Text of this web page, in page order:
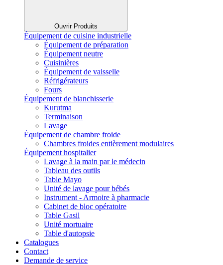
Ouvrir Produits
Équipement de cuisine industrielle
Équipement de préparation
Équipement neutre
Cuisinières
Équipement de vaisselle
Réfrigérateurs
Fours
Équipement de blanchisserie
Kurutma
Terminaison
Lavage
Équipement de chambre froide
Chambres froides entièrement modulaires
Équipement hospitalier
Lavage à la main par le médecin
Tableau des outils
Table Mayo
Unité de lavage pour bébés
Instrument - Armoire à pharmacie
Cabinet de bloc opératoire
Table Gasil
Unité mortuaire
Table d'autopsie
Catalogues
Contact
Demande de service